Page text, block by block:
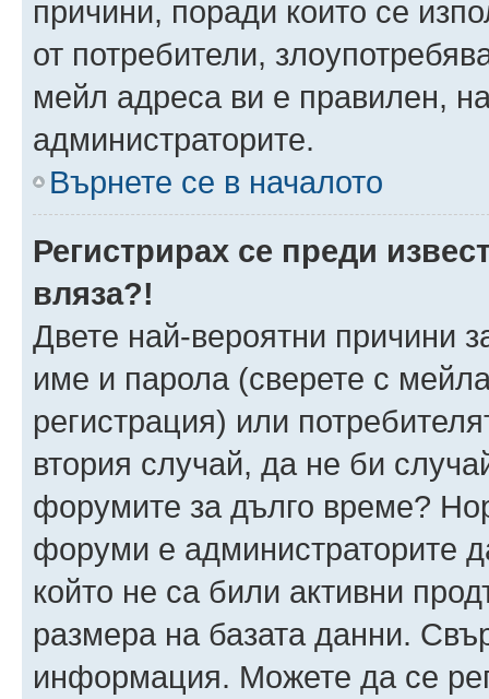
причини, поради които се
от потребители,
мейл адреса ви е правилен,
администраторите.
Върнете се в началото
Регистрирах се преди
вляза?!
Двете най-вероятни причини
име и парола (сверете с
регистрация) или
втория случай, да не би
форумите за дълго време?
форуми е администраторите
който не са били активни
размера на базата данни.
информация. Можете да се